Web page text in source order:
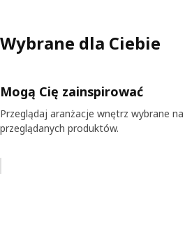
Wybrane dla Ciebie
Mogą Cię zainspirować
Przeglądaj aranżacje wnętrz wybrane
przeglądanych produktów.